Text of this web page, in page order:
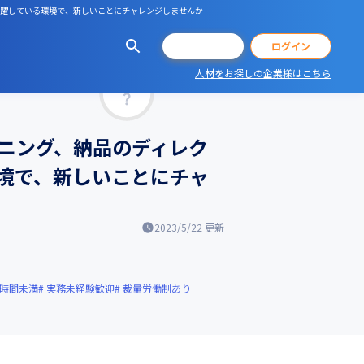
している環境で、新しいことにチャレンジしませんか
ログイン
人材をお探しの企業様はこちら
ング、納品のディレク
で、新しいことにチャ
2023/5/22 更新
間未満 実務未経験歓迎 裁量労働制あり